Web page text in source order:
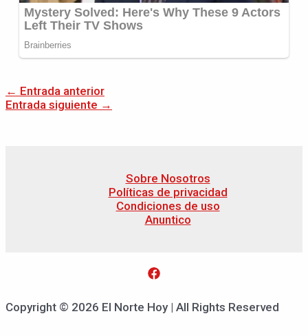
← Entrada anterior
Entrada siguiente →
Sobre Nosotros
Políticas de privacidad
Condiciones de uso
Anuntico
Copyright © 2026 El Norte Hoy | All Rights Reserved